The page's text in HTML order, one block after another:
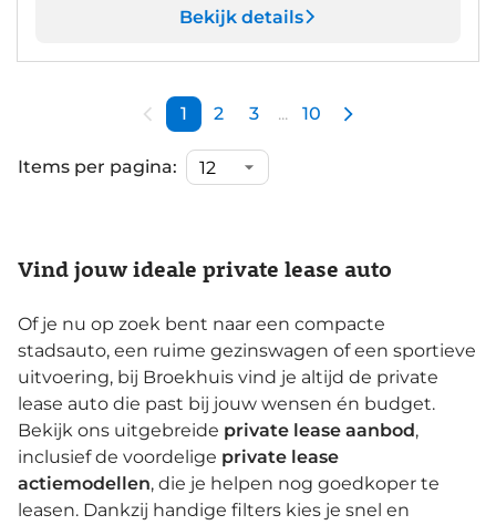
Bekijk details
1 2 3 ... 10
Items per pagina:
Vind jouw ideale private lease auto
Of je nu op zoek bent naar een compacte
stadsauto, een ruime gezinswagen of een sportieve
uitvoering, bij Broekhuis vind je altijd de private
lease auto die past bij jouw wensen én budget.
Bekijk ons uitgebreide private lease aanbod,
inclusief de voordelige private lease
actiemodellen, die je helpen nog goedkoper te
leasen. Dankzij handige filters kies je snel en